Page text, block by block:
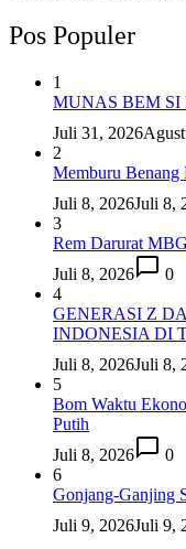
Pos Populer
1
MUNAS BEM SI
Juli 31, 2026
2
Memburu Benang
Juli 8, 2026Juli 8,
3
Rem Darurat
Juli 8, 2026
0
4
GENERASI Z
INDONESIA DI
Juli 8, 2026Juli 8,
5
Bom Waktu
Putih
Juli 8, 2026
0
6
Gonjang-Ganjing
Juli 9, 2026Juli 9,